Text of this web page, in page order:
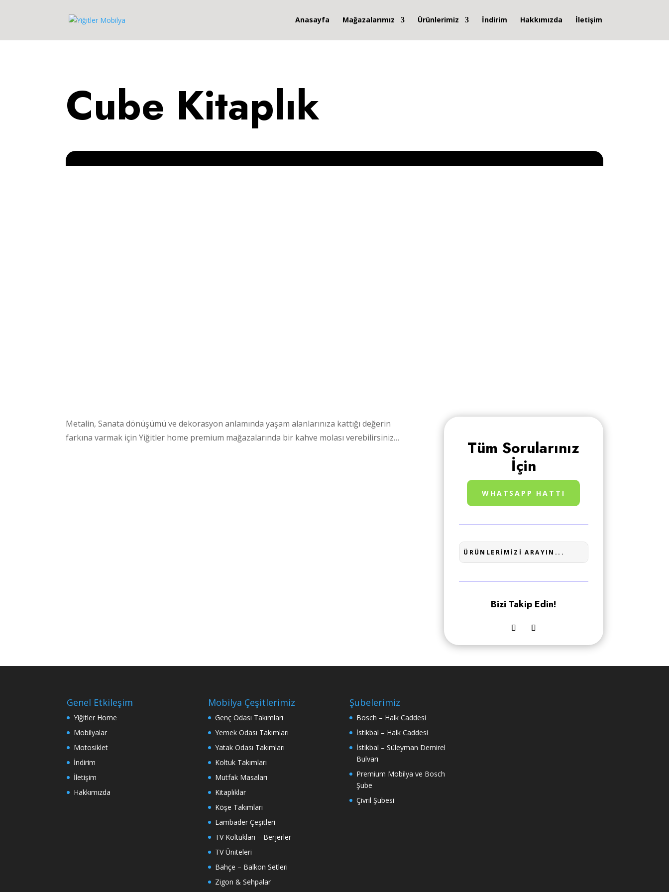
Anasayfa Mağazalarımız Ürünlerimiz İndirim Hakkımızda İletişim
Cube Kitaplık
Metalin, Sanata dönüşümü ve dekorasyon anlamında yaşam alanlarınıza kattığı değerin
farkına varmak için Yiğitler home premium mağazalarında bir kahve molası verebilirsiniz…
Tüm Sorularınız
İçin
WHATSAPP HATTI
Bizi Takip Edin!
Genel Etkileşim
Yiğitler Home
Mobilyalar
Motosiklet
İndirim
İletişim
Hakkımızda
Mobilya Çeşitlerimiz
Genç Odası Takımları
Yemek Odası Takımları
Yatak Odası Takımları
Koltuk Takımları
Mutfak Masaları
Kitaplıklar
Köşe Takımları
Lambader Çeşitleri
TV Koltukları – Berjerler
TV Üniteleri
Bahçe – Balkon Setleri
Zigon & Sehpalar
Şubelerimiz
Bosch – Halk Caddesi
İstikbal – Halk Caddesi
İstikbal – Süleyman Demirel
Bulvarı
Premium Mobilya ve Bosch
Şube
Çivril Şubesi